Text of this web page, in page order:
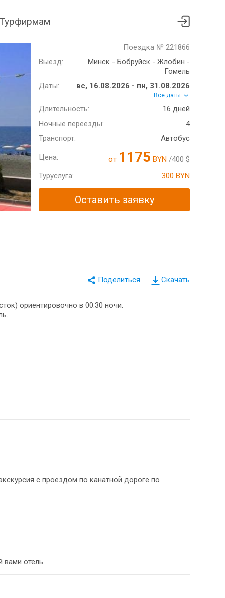
Поездка № 221866
Выезд:
Минск - Бобруйск - Жлобин -
Гомель
Даты:
вс, 16.08.2026 - пн, 31.08.2026
Все даты
Длительность:
16 дней
Ночные переезды:
4
Транспорт:
Автобус
Цена: от 1175 BYN /400 $
Туруслуга:
300 BYN
Оставить заявку
Скачать
ориентировочно в 00.30 ночи.
с проездом по канатной дороге по
вами отель.